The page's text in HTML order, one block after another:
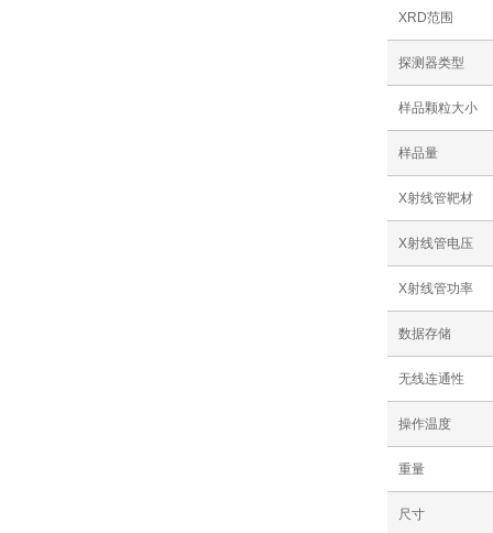
XRD范围
探测器类型
样品颗粒大小
样品量
X射线管靶材
X射线管电压
X射线管功率
数据存储
无线连通性
操作温度
重量
尺寸